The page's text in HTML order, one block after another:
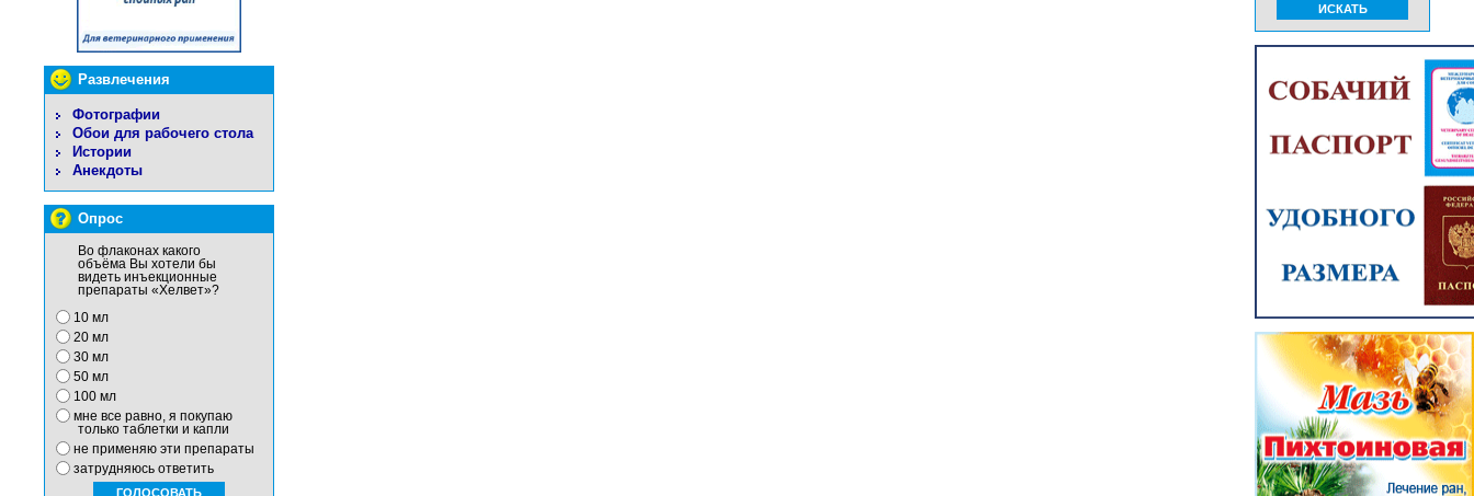
Развлечения
Фотографии
Обои для рабочего стола
Истории
Анекдоты
Опрос
Во флаконах какого
объёма Вы хотели бы
видеть инъекционные
препараты «Хелвет»?
10 мл
20 мл
30 мл
50 мл
100 мл
мне все равно, я покупаю
только таблетки и капли
не применяю эти препараты
затрудняюсь ответить